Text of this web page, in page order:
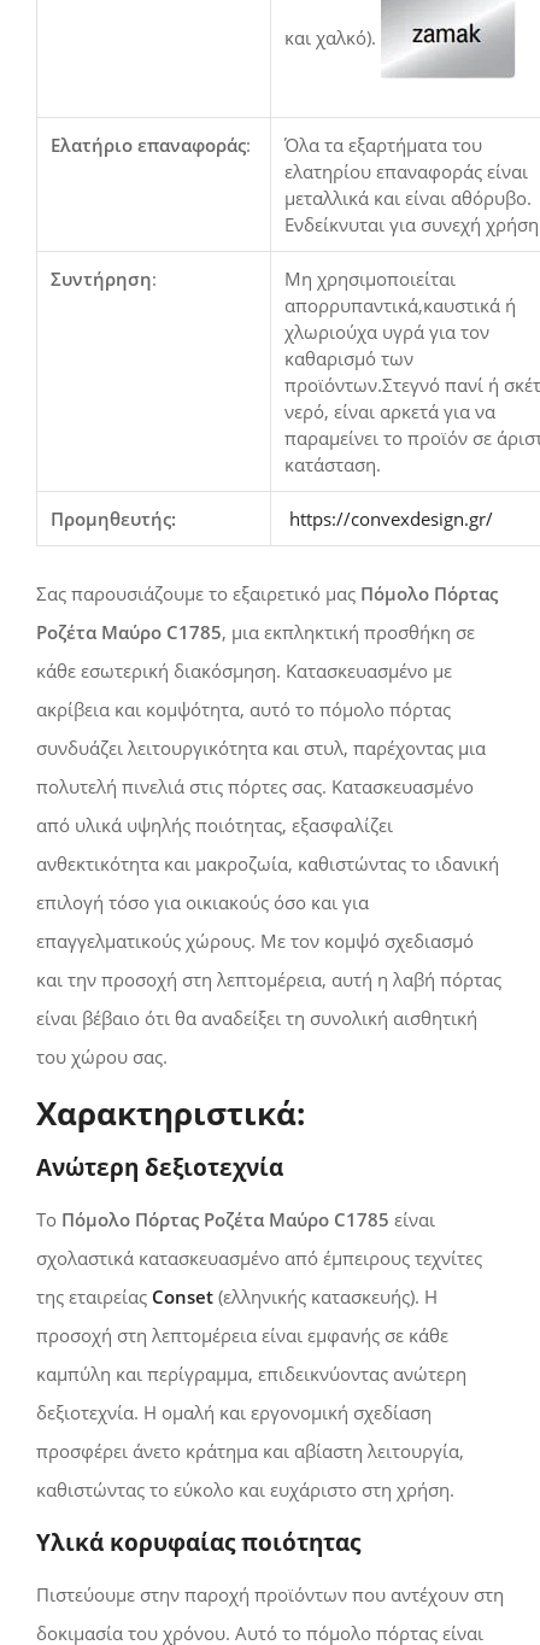
και χαλκό).
Ελατήριο επαναφοράς:
Όλα τα εξαρτήματα του
ελατηρίου επαναφοράς είναι
μεταλλικά και είναι αθόρυβο.
Ενδείκνυται για συνεχή
Συντήρηση:
Μη χρησιμοποιείται
απορρυπαντικά,καυστικά ή
χλωριούχα υγρά για τον
καθαρισμό των
προϊόντων.Στεγνό πανί ή
νερό, είναι αρκετά για να
παραμείνει το προϊόν σε
κατάσταση.
Προμηθευτής: https://convexdesign.gr/
Σας παρουσιάζουμε το εξαιρετικό μας Πόμολο Πόρτας
Ροζέτα Μαύρο C1785, μια εκπληκτική προσθήκη σε
κάθε εσωτερική διακόσμηση. Κατασκευασμένο με
ακρίβεια και κομψότητα, αυτό το πόμολο πόρτας
συνδυάζει λειτουργικότητα και στυλ, παρέχοντας μια
πολυτελή πινελιά στις πόρτες σας. Κατασκευασμένο
από υλικά υψηλής ποιότητας, εξασφαλίζει
ανθεκτικότητα και μακροζωία, καθιστώντας το ιδανική
επιλογή τόσο για οικιακούς όσο και για
επαγγελματικούς χώρους. Με τον κομψό σχεδιασμό
και την προσοχή στη λεπτομέρεια, αυτή η λαβή πόρτας
είναι βέβαιο ότι θα αναδείξει τη συνολική αισθητική
του χώρου σας.
Χαρακτηριστικά:
Ανώτερη δεξιοτεχνία
Το Πόμολο Πόρτας Ροζέτα Μαύρο C1785 είναι
σχολαστικά κατασκευασμένο από έμπειρους τεχνίτες
της εταιρείας Conset (ελληνικής κατασκευής). Η
προσοχή στη λεπτομέρεια είναι εμφανής σε κάθε
καμπύλη και περίγραμμα, επιδεικνύοντας ανώτερη
δεξιοτεχνία. Η ομαλή και εργονομική σχεδίαση
προσφέρει άνετο κράτημα και αβίαστη λειτουργία,
καθιστώντας το εύκολο και ευχάριστο στη χρήση.
Υλικά κορυφαίας ποιότητας
Πιστεύουμε στην παροχή προϊόντων που αντέχουν στη
δοκιμασία του χρόνου. Αυτό το πόμολο πόρτας είναι